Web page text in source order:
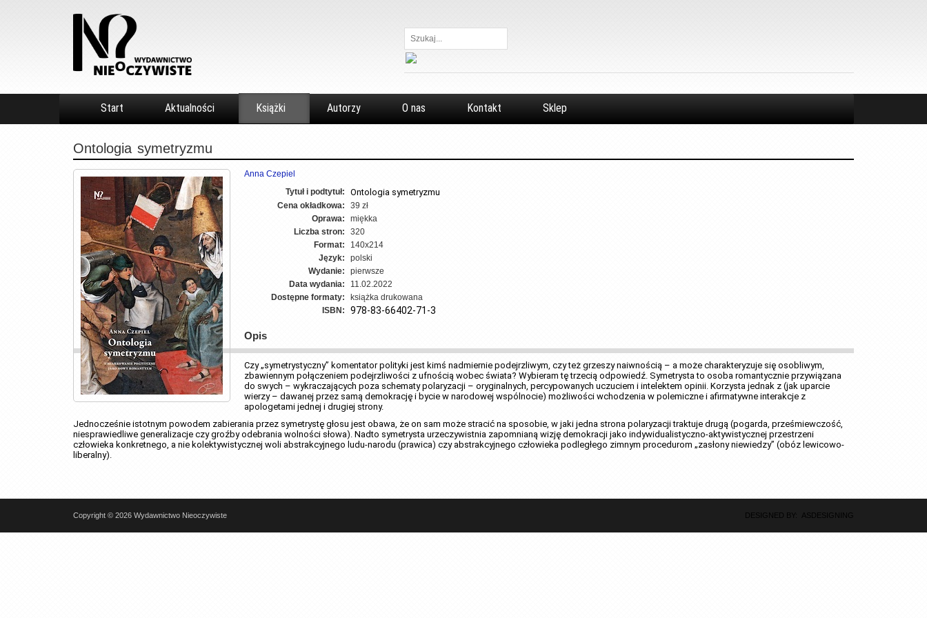
Szukaj...
Start Aktualności Książki Autorzy O nas Kontakt Sklep
Ontologia symetryzmu
Anna Czepiel
Tytuł i podtytuł:
Ontologia symetryzmu
Cena okładkowa:
39 zł
Oprawa:
miękka
Liczba stron:
320
Format:
140x214
Język:
polski
Wydanie:
pierwsze
Data wydania:
11.02.2022
Dostępne formaty:
książka drukowana
ISBN:
978-83-66402-71-3
Opis
Czy „symetrystyczny” komentator polityki jest kimś nadmiernie podejrzliwym, czy też grzeszy naiwnością – a może charakteryzuje się osobliwym,
zbawiennym połączeniem podejrzliwości z ufnością wobec świata? Wybieram tę trzecią odpowiedź. Symetrysta to osoba romantycznie przywiązana
do swych – wykraczających poza schematy polaryzacji – oryginalnych, percypowanych uczuciem i intelektem opinii. Korzysta jednak z (jak uparcie
wierzy – dawanej przez samą demokrację i bycie w narodowej wspólnocie) możliwości wchodzenia w polemiczne i afirmatywne interakcje z
apologetami jednej i drugiej strony.
Jednocześnie istotnym powodem zabierania przez symetrystę głosu jest obawa, że on sam może stracić na sposobie, w jaki jedna strona polaryzacji traktuje drugą (pogarda, prześmiewczość,
niesprawiedliwe generalizacje czy groźby odebrania wolności słowa). Nadto symetrysta urzeczywistnia zapomnianą wizję demokracji jako indywidualistyczno-aktywistycznej przestrzeni
człowieka konkretnego, a nie kolektywistycznej woli abstrakcyjnego ludu-narodu (prawica) czy abstrakcyjnego człowieka podległego zimnym procedurom „zasłony niewiedzy” (obóz lewicowo-
liberalny).
Copyright © 2026 Wydawnictwo Nieoczywiste DESIGNED BY: ASDESIGNING